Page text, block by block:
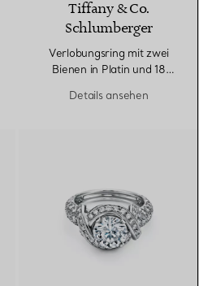
Tiffany & Co.
Schlumberger
Verlobungsring mit zwei
Bienen in Platin und 18
Details ansehen